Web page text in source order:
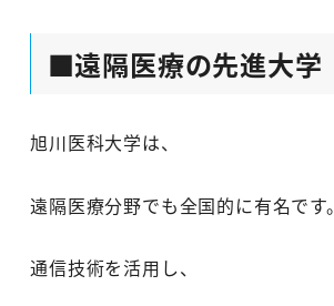
■遠隔医療の先進大学
旭川医科大学は、
遠隔医療分野でも全国的に有名です。
通信技術を活用し、